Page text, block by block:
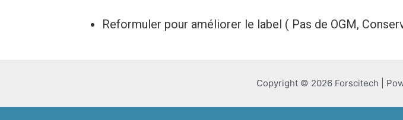
Reformuler pour améliorer le label ( Pas de OGM,
Copyright © 2026 Forscitech |